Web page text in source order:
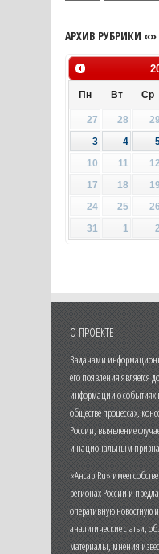
АРХИВ РУБРИКИ «»
Пн Вт Ср
27 28 29
3
4
10
11 12
17
18 19
24
25 26
31
1 2
О ПРОЕКТЕ
Задачами
его появления является
информации о событиях
обществе процессах,
России, выявление
и национальным
«Ансар.Ru» имеет
регионах России и
оперативную
аналитические статьи,
материалы, мнения